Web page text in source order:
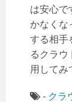
は安心で
かなくな
する相手
るクラウ
用してみ
- クラ